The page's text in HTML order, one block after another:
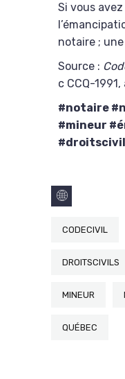
Si vous
notaire ;
Source :
c CCQ-
#notaire
#mineur
CODECIVIL
DROITSCIVILS
MINEUR
QUÉBEC